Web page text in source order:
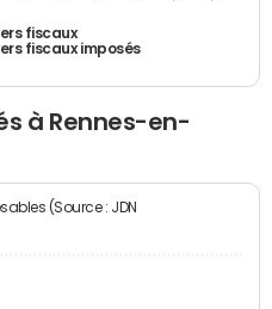
fiscaux
fiscaux imposés
à Rennes-en-
(Source : JDN